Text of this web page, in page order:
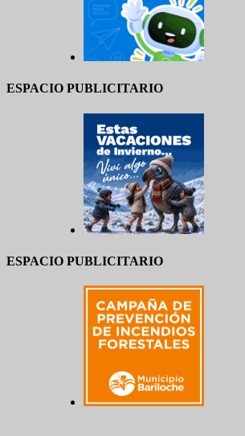
ESPACIO PUBLICITARIO
ESPACIO PUBLICITARIO